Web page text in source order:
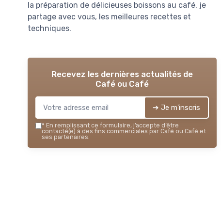
la préparation de délicieuses boissons au café, je
partage avec vous, les meilleures recettes et
techniques.
Recevez les dernières actualités de
Café ou Café
➔ Je m'inscris
* En remplissant ce formulaire, j’accepte d’être
contacté(e) à des fins commerciales par Café ou Café et
ses partenaires.